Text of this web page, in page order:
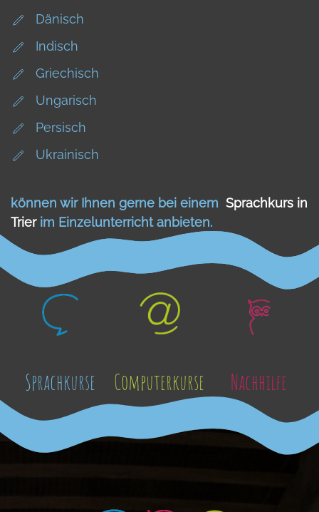
Dänisch
Indisch
Griechisch
Ungarisch
Persisch
Ukrainisch
können wir Ihnen gerne bei einem Sprachkurs in
Trierim Einzelunterricht anbieten.
Sprachkurse Computerkurse Nachhilfe